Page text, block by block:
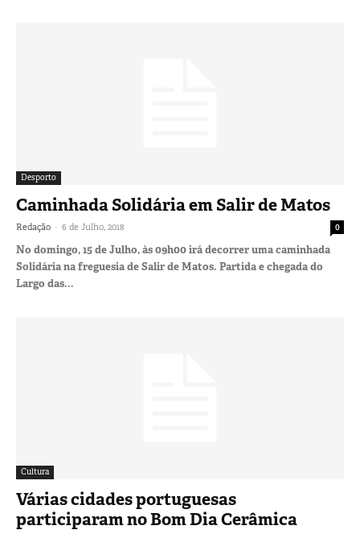
Desporto
Caminhada Solidária em Salir de Matos
Redação - 6 de Julho, 2018 0
No domingo, 15 de Julho, às 09h00 irá decorrer uma caminhada
Solidária na freguesia de Salir de Matos. Partida e chegada do
Largo das...
Cultura
Várias cidades portuguesas
participaram no Bom Dia Cerâmica